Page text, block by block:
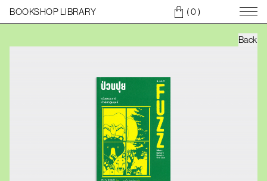
BOOKSHOP LIBRARY ( 0)
Back